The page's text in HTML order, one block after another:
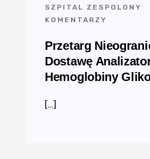
SZPITAL ZESPOLONY
KOMENTARZY
Przetarg
Dostawę
Hemoglobiny
[…]